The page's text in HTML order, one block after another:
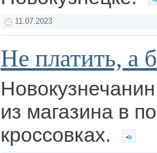
11.07.2023
Не платить, а
из магазина в
кроссовках.